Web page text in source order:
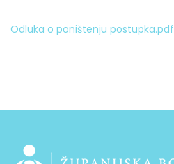
Odluka o poništenju postupka.pdf